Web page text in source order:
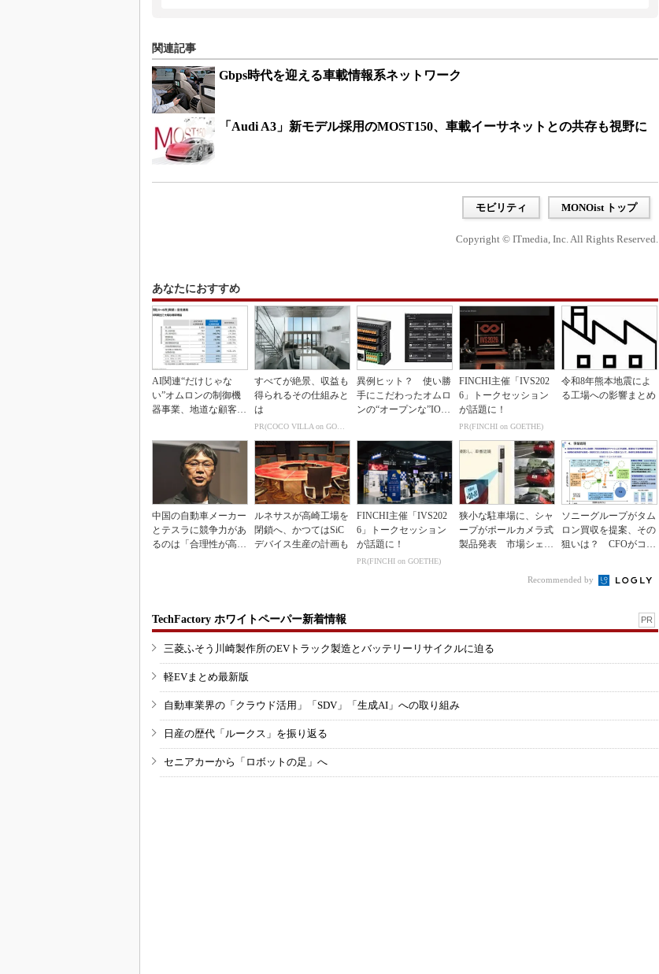
関連記事
Gbps時代を迎える車載情報系ネットワーク
「Audi A3」新モデル採用のMOST150、車載イーサネットとの共存も視野に
モビリティ MONOist トップ
Copyright © ITmedia, Inc. All Rights Reserved.
あなたにおすすめ
AI関連“だけじゃな
い”オムロンの制御機
器事業、地道な顧客基
すべてが絶景、収益も
得られるその仕組みと
は
PR(COCO VILLA on GOETHE)
異例ヒット？ 使い勝
手にこだわったオムロ
ンの“オープンな”IO-L
FINCHI主催「IVS202
6」トークセッション
が話題に！
PR(FINCHI on GOETHE)
令和8年熊本地震によ
る工場への影響まとめ
中国の自動車メーカー
とテスラに競争力があ
るのは「合理性が高
ルネサスが高崎工場を
閉鎖へ、かつてはSiC
デバイス生産の計画も
FINCHI主催「IVS202
6」トークセッション
が話題に！
PR(FINCHI on GOETHE)
狭小な駐車場に、シャ
ープがポールカメラ式
製品発表 市場シェア
ソニーグループがタム
ロン買収を提案、その
狙いは？ CFOがコメ
Recommended by
TechFactory ホワイトペーパー新着情報 PR
三菱ふそう川崎製作所のEVトラック製造とバッテリーリサイクルに迫る
軽EVまとめ最新版
自動車業界の「クラウド活用」「SDV」「生成AI」への取り組み
日産の歴代「ルークス」を振り返る
セニアカーから「ロボットの足」へ